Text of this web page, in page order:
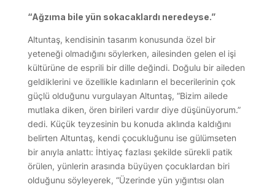
“Ağzıma bile yün sokacaklardı neredeyse.”
Altuntaş, kendisinin tasarım konusunda özel bir
yeteneği olmadığını söylerken, ailesinden gelen el işi
kültürüne de esprili bir dille değindi. Doğulu bir aileden
geldiklerini ve özellikle kadınların el becerilerinin çok
güçlü olduğunu vurgulayan Altuntaş, “Bizim ailede
mutlaka diken, ören birileri vardır diye düşünüyorum.”
dedi. Küçük teyzesinin bu konuda aklında kaldığını
belirten Altuntaş, kendi çocukluğunu ise gülümseten
bir anıyla anlattı: İhtiyaç fazlası şekilde sürekli patik
örülen, yünlerin arasında büyüyen çocuklardan biri
olduğunu söyleyerek, “Üzerinde yün yığıntısı olan